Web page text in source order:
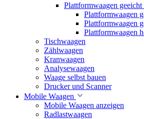
Plattformwaagen
Plattformwaagen
Plattformwaagen
Plattformwaagen
Tischwaagen
Zählwaagen
Kranwaagen
Analysewaagen
Waage selbst bauen
Drucker und Scanner
Mobile Waagen
Mobile Waagen anzeigen
Radlastwaagen